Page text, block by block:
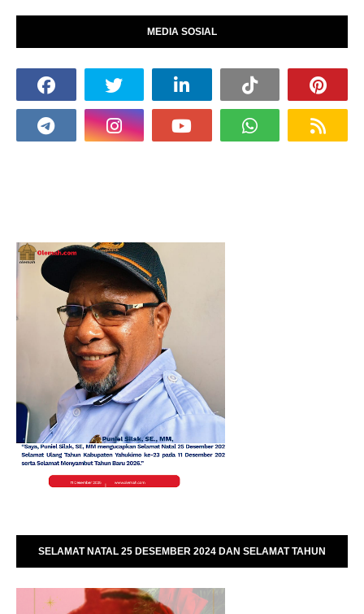
MEDIA SOSIAL
SELAMAT NATAL 25 DESEMBER 2024 DAN SELAMAT TAHUN